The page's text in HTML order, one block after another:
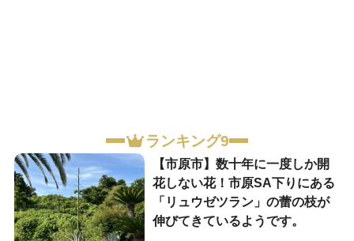
ランキング9
【市原市】数十年に一度しか開
花しない花！市原SA下りにある
「リュウゼツラン」の蕾の枝が
伸びてきているようです。